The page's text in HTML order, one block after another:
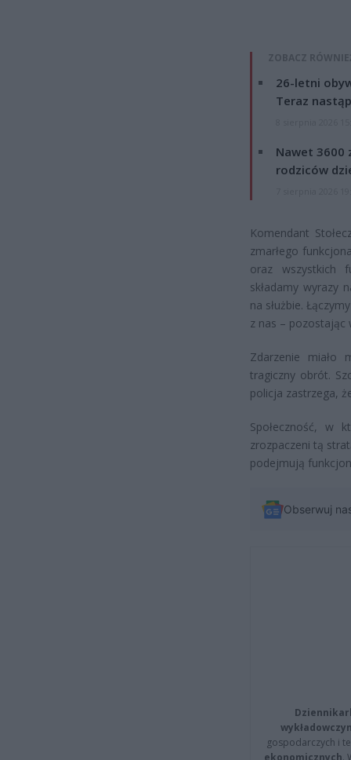
ZOBACZ
26-letni
Teraz
Nawet 3600
rodziców
Komendant
zmarłego
oraz wszystkich
składamy wyrazy
na służbie.
z nas – pozostając
Zdarzenie miało
tragiczny obrót.
policja zastrzega,
Społeczność, w
zrozpaczeni tą
podejmują
Obserwuj
gospodarczych i
ekonomicznych.